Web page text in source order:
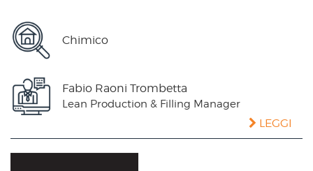
Chimico
Fabio Raoni Trombetta
Lean Production & Filling Manager
LEGGI